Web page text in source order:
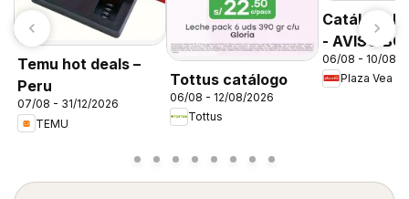
Temu hot deals –
Peru
07/08 - 31/12/2026
TEMU
Tottus catálogo
06/08 - 12/08/2026
Tottus
Catálogo
- AVISO
FDS1
06/08 - 10/08/
Plaza Vea